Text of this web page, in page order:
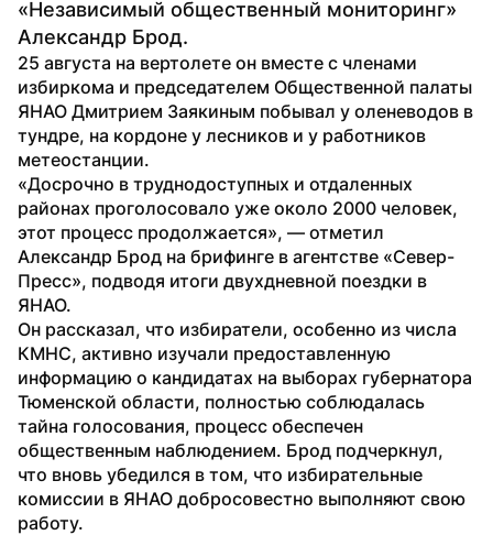
«Независимый общественный мониторинг»
Александр Брод.
25 августа на вертолете он вместе с членами
избиркома и председателем Общественной палаты
ЯНАО Дмитрием Заякиным побывал у оленеводов в
тундре, на кордоне у лесников и у работников
метеостанции.
«Досрочно в труднодоступных и отдаленных
районах проголосовало уже около 2000 человек,
этот процесс продолжается», — отметил
Александр Брод на брифинге в агентстве «Север-
Пресс», подводя итоги двухдневной поездки в
ЯНАО.
Он рассказал, что избиратели, особенно из числа
КМНС, активно изучали предоставленную
информацию о кандидатах на выборах губернатора
Тюменской области, полностью соблюдалась
тайна голосования, процесс обеспечен
общественным наблюдением. Брод подчеркнул,
что вновь убедился в том, что избирательные
комиссии в ЯНАО добросовестно выполняют свою
работу.